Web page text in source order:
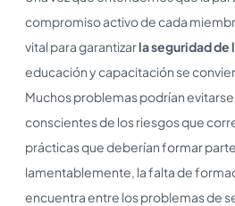
compromiso activo de cada
vital para garantizarla seguridad
educación y capacitación se
Muchos problemas podrían
conscientes de los riesgos que
prácticas que deberían formar
lamentablemente, la falta de
encuentra entre los problemas de